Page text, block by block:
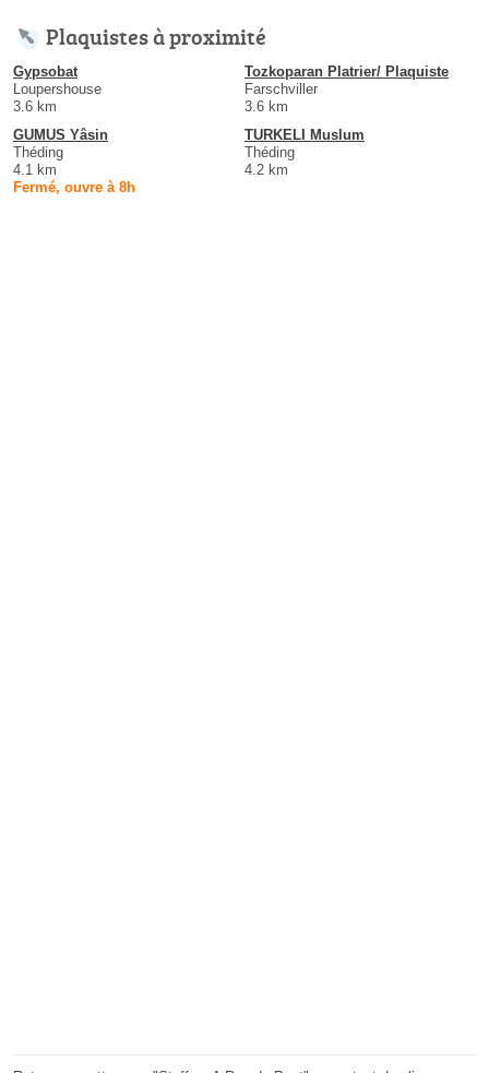
Plaquistes à proximité
Gypsobat
Loupershouse
3.6 km
Tozkoparan Platrier/ Plaquiste
Farschviller
3.6 km
GUMUS Yâsin
Théding
4.1 km
Fermé, ouvre à 8h
TURKELI Muslum
Théding
4.2 km